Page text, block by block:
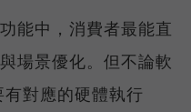
能中，消費者最能直
場景優化。但不論軟
對應的硬體執行